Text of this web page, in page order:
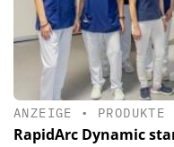
ANZEIGE • PRODUKTE
RapidArc Dynamic